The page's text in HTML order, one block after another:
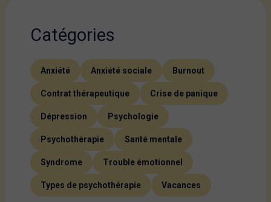
Catégories
Anxiété Anxiété sociale Burnout
Contrat thérapeutique Crise de panique
Dépression Psychologie
Psychothérapie Santé mentale
Syndrome Trouble émotionnel
Types de psychothérapie Vacances